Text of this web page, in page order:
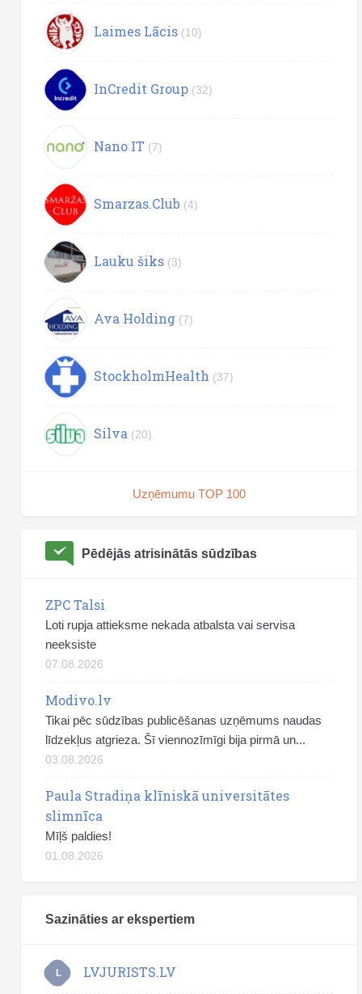
Laimes Lācis (10)
InCredit Group (32)
Nano IT (7)
Smarzas.Club (4)
Lauku šiks (3)
Ava Holding (7)
StockholmHealth (37)
Silva (20)
Uzņēmumu TOP 100
Pēdējās atrisinātās sūdzības
ZPC Talsi
Loti rupja attieksme nekada atbalsta vai servisa
neeksiste
07.08.2026
Modivo.lv
Tikai pēc sūdzības publicēšanas uzņēmums naudas
līdzekļus atgrieza. Šī viennozīmīgi bija pirmā un...
03.08.2026
Paula Stradiņa klīniskā universitātes
slimnīca
Mīļš paldies!
01.08.2026
Sazināties ar ekspertiem
L LVJURISTS.LV